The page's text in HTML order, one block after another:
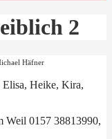
2
Häfner
Heike, Kira,
Weil 0157 38813990,